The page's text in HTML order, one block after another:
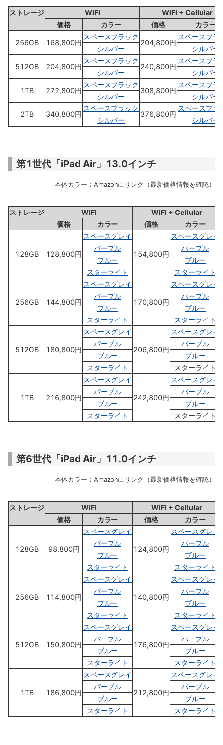
ストレージ WiFi
WiFi + Cellular
価格
カラー 価格 カラー
256GB 168,800円
スペースブラック
204,800円
スペースブラ
シルバー
シルバー
512GB 204,800円
スペースブラック
240,800円
スペースブラ
シルバー
シルバー
1TB 272,800円
スペースブラック
308,800円
スペースブラ
シルバー
シルバー
2TB 340,800円
スペースブラック
376,800円
スペースブラ
シルバー
シルバー
第1世代「iPad Air」13.0インチ
本体カラー：Amazonにリンク（最新価格情報を確認）
ストレージ WiFi
WiFi + Cellular
価格
カラー 価格 カラー
128GB 128,800円
スペースグレイ
154,800円
スペースグレイ
パープル
パープル
ブルー
ブルー
スターライト
スターライト
256GB 144,800円
スペースグレイ
170,800円
スペースグレイ
パープル
パープル
ブルー
ブルー
スターライト
スターライト
512GB 180,800円
スペースグレイ
206,800円
スペースグレイ
パープル
パープル
ブルー
ブルー
スターライト
スターライト
1TB 216,800円
スペースグレイ
242,800円
スペースグレイ
パープル
パープル
ブルー
ブルー
スターライト
スターライト
第6世代「iPad Air」11.0インチ
本体カラー：Amazonにリンク（最新価格情報を確認）
ストレージ WiFi
WiFi + Cellular
価格
カラー 価格 カラー
128GB 98,800円
スペースグレイ
124,800円
スペースグレイ
パープル
パープル
ブルー
ブルー
スターライト
スターライト
256GB 114,800円
スペースグレイ
140,800円
スペースグレイ
パープル
パープル
ブルー
ブルー
スターライト
スターライト
512GB 150,800円
スペースグレイ
176,800円
スペースグレイ
パープル
パープル
ブルー
ブルー
スターライト
スターライト
1TB 186,800円
スペースグレイ
212,800円
スペースグレイ
パープル
パープル
ブルー
ブルー
スターライト
スターライト